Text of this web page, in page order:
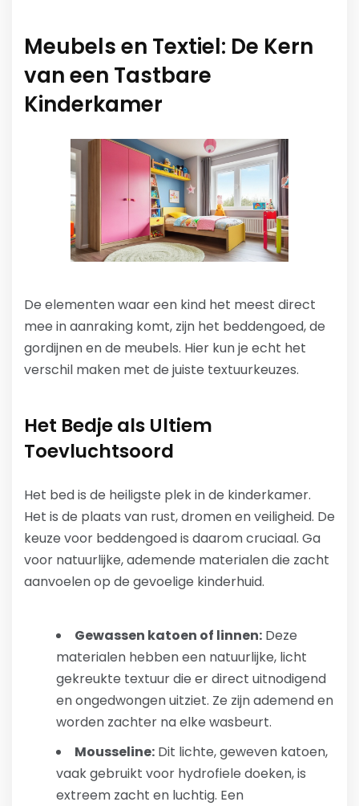
Meubels en Textiel: De Kern
van een Tastbare
Kinderkamer
De elementen waar een kind het meest direct
mee in aanraking komt, zijn het beddengoed, de
gordijnen en de meubels. Hier kun je echt het
verschil maken met de juiste textuurkeuzes.
Het Bedje als Ultiem
Toevluchtsoord
Het bed is de heiligste plek in de kinderkamer.
Het is de plaats van rust, dromen en veiligheid. De
keuze voor beddengoed is daarom cruciaal. Ga
voor natuurlijke, ademende materialen die zacht
aanvoelen op de gevoelige kinderhuid.
Gewassen katoen of linnen: Deze
materialen hebben een natuurlijke, licht
gekreukte textuur die er direct uitnodigend
en ongedwongen uitziet. Ze zijn ademend en
worden zachter na elke wasbeurt.
Mousseline: Dit lichte, geweven katoen,
vaak gebruikt voor hydrofiele doeken, is
extreem zacht en luchtig. Een